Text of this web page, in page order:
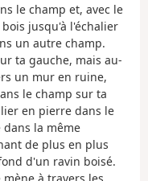
le champ et, avec le
jusqu'à l'échalier
un autre champ.
ta gauche, mais au-
un mur en ruine,
le champ sur ta
en pierre dans le
la même
de plus en plus
d'un ravin boisé.